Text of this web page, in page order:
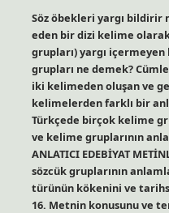
Söz öbekleri yargı bildirir
eden bir dizi kelime
grupları) yargı
grupları ne demek?
iki kelimeden oluşan ve
kelimelerden farklı bir
Türkçede birçok kelime
ve kelime gruplarının
ANLATICI EDEBİYAT
sözcük gruplarının
türünün kökenini ve
16. Metnin konusunu ve